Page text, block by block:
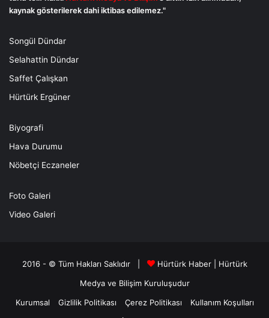
kaynak gösterilerek dahi iktibas edilemez."
Songül Dündar
Selahattin Dündar
Saffet Çalışkan
Hürtürk Ergüner
Biyografi
Hava Durumu
Nöbetçi Eczaneler
Foto Galeri
Video Galeri
2016 - © Tüm Hakları Saklıdır | Hürtürk Haber
Hürtürk
Medya ve BilişimKuruluşudur
Kurumsal
Gizlilik Politikası Çerez Politikası
Kullanım Koşulları